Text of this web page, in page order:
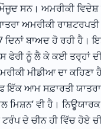
ਸਨ। ਅਮਰੀਕੀ ਵਿਦੇਸ਼
ਅਮਰੀਕੀ
ਦਿਨਾਂ ਬਾਅਦ ਹੋ ਰਹੀ ਹੈ।
ਫੇਰੀ ਨੂੰ ਲੈ ਕੇ ਕਈ ਤਰ੍ਹਾਂ
ਮੀਡੀਆ ਦਾ ਕਹਿਣਾ
ਇੱਕ ਆਮ ਸਫ਼ਾਰਤੀ
ਮਿਸ਼ਨ’ ਵੀ ਹੈ।
ਦੇ ਚੀਨ ਹੀ ਵਿੱਚ ਹੋਏ